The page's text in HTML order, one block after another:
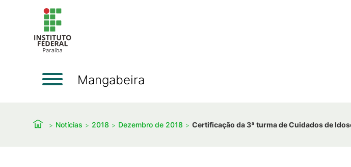
Mangabeira
Notícias 2018 Dezembro de 2018 Certificação da 3ª turma de Cuidados de